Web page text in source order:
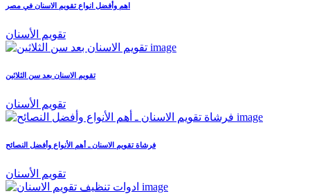
اهم وأفضل انواع تقويم الاسنان في مصر
تقويم الأسنان
تقويم الاسنان بعد سن الثلاثين
تقويم الأسنان
فرشاة تقويم الاسنان ـ أهم الأنواع وأفضل النصائح
تقويم الأسنان